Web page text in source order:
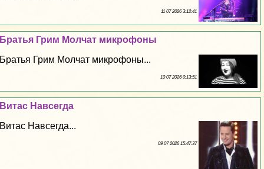
11 07 2026 3:12:41
Братья Грим Молчат микрофоны
Братья Грим Молчат микрофоны...
10 07 2026 0:13:51
Витас Навсегда
Витас Навсегда...
09 07 2026 15:47:37